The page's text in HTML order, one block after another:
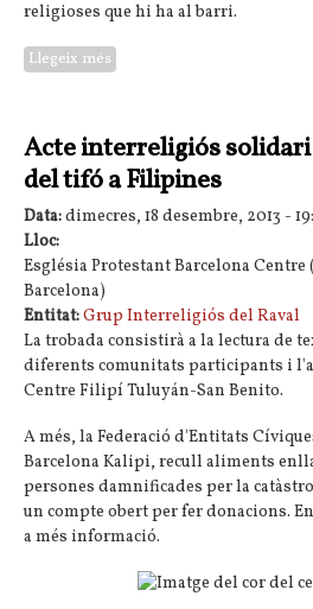
religioses que hi ha al barri.
Llegeix més
Acte interreligiós
del tifó a Filipines
Data:dimecres, 18 desembre, 2013 -
Lloc:
Església Protestant Barcelona Centre
Barcelona)
Entitat:Grup Interreligiós del Raval
La trobada consistirà a la lectura de
diferents comunitats participants i
Centre Filipí Tuluyán-San Benito.
A més, la Federació d'Entitats
Barcelona Kalipi, recull aliments
persones damnificades per la
un compte obert per fer donacions.
a més informació.